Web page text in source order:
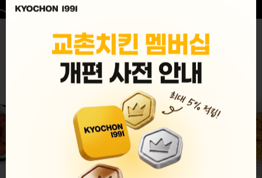
MENU